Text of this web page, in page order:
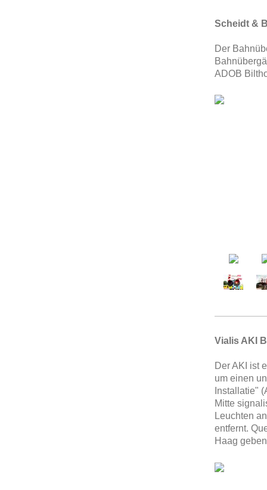
Scheidt &
Der
ADOB
Vialis AKI
Der AKI ist
um einen
Installatie"
Mitte
Leuchten
entfernt.
Haag